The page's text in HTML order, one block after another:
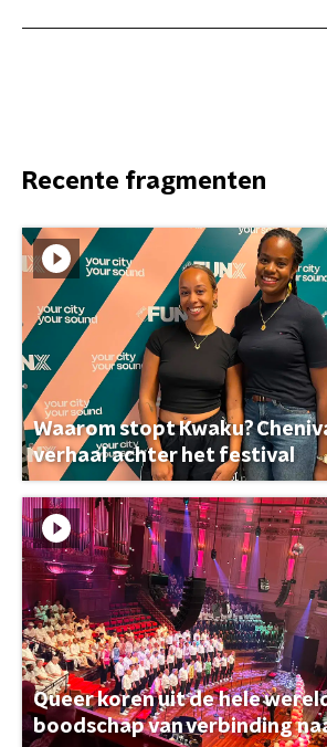
Recente fragmenten
Waarom stopt Kwaku?
verhaal achter het festival
Queer koren uit de hele
boodschap van verbinding